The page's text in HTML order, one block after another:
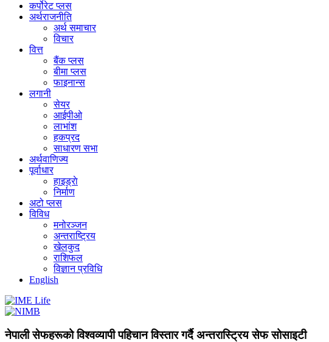
कर्पोरेट प्लस
अर्थराजनीति
अर्थ समाचार
विचार
वित्त
बैंक प्लस
बीमा प्लस
फाइनान्स
लगानी
सेयर
आईपीओ
लाभांश
हकप्रद
साधारण सभा
अर्थवाणिज्य
पूर्वाधार
हाइड्राे
निर्माण
अटो प्लस
विविध
मनोरञ्जन
अन्तराष्ट्रिय
खेलकुद
राशिफल
विज्ञान प्रविधि
English
नेपाली सेफहरूको विश्वव्यापी पहिचान विस्तार गर्दै अन्तरास्ट्रिय सेफ सोसाइटी